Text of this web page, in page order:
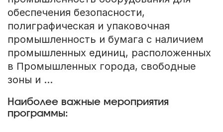
обеспечения безопасности,
полиграфическая и упаковочная
промышленность и бумага с наличием
промышленных единиц, расположенных
в Промышленных города, свободные
зоны и ...
Наиболее важные мероприятия
программы: